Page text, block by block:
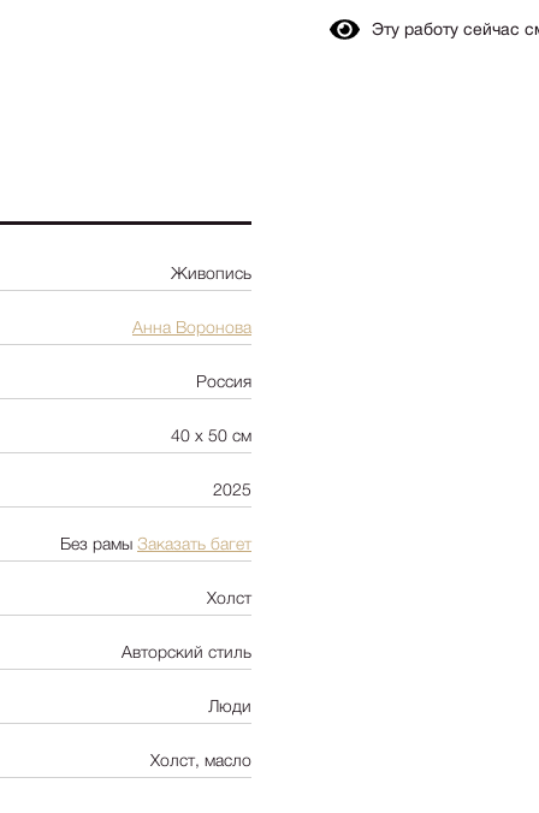
Цветы
NY2025
Пейзаж
Люди
Абстракция
Pop Art
Живопись
Анна Воронова
Россия
40 х 50 см
2025
Без рамы Заказать багет
Холст
Авторский стиль
Люди
Холст, масло
Эту работу сейчас